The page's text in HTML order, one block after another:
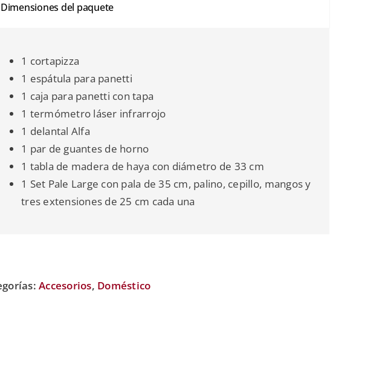
Dimensiones del paquete
1 cortapizza
1 espátula para panetti
1 caja para panetti con tapa
1 termómetro láser infrarrojo
1 delantal Alfa
1 par de guantes de horno
1 tabla de madera de haya con diámetro de 33 cm
1 Set Pale Large con pala de 35 cm, palino, cepillo, mangos y
tres extensiones de 25 cm cada una
Accesorios, Doméstico